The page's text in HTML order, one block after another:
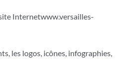
Internetwww.versailles-
les logos, icônes, infographies,